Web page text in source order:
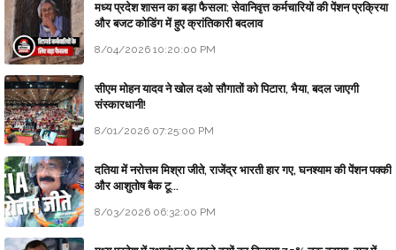
मध्य प्रदेश शासन का बड़ा फैसला: सेवानिवृत्त कर्मचारियों की पेंशन प्रक्रिया
और बजट कोडिंग में हुए क्रांतिकारी बदलाव
8/04/2026 10:20:00 PM
सीएम मोहन यादव ने खोल दओ सौगातों को पिटारा, भैया, बदल जाएगी
संस्कारधानी!
8/01/2026 07:25:00 PM
दतिया में नरोत्तम मिश्रा जीते, राजेंद्र भारती हार गए, घनश्याम की पेंशन पक्की
और आशुतोष बैक टू...
8/03/2026 06:32:00 PM